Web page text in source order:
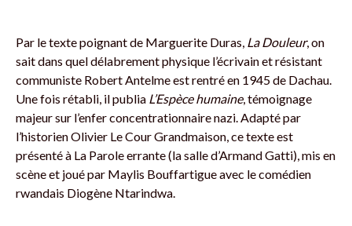
Par le texte poignant de Marguerite Duras, La Douleur, on
sait dans quel délabrement physique l’écrivain et résistant
communiste Robert Antelme est rentré en 1945 de Dachau.
Une fois rétabli, il publia L’Espèce humaine, témoignage
majeur sur l’enfer concentrationnaire nazi. Adapté par
l’historien Olivier Le Cour Grandmaison, ce texte est
présenté à La Parole errante (la salle d’Armand Gatti), mis en
scène et joué par Maylis Bouffartigue avec le comédien
rwandais Diogène Ntarindwa.